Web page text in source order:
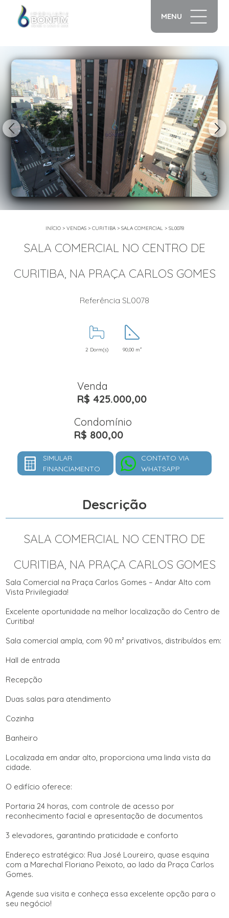
MENU
INÍCIO> VENDAS> CURITIBA> SALA COMERCIAL> SL0078
SALA COMERCIAL NO CENTRO DE
CURITIBA, NA PRAÇA CARLOS GOMES
Referência SL0078
2 Dorm(s) 90,00 m²
Venda
R$ 425.000,00
Condomínio
R$ 800,00
SIMULAR
FINANCIAMENTO
CONTATO VIA
WHATSAPP
Descrição
SALA COMERCIAL NO CENTRO DE
CURITIBA, NA PRAÇA CARLOS GOMES
Sala Comercial na Praça Carlos Gomes – Andar Alto com
Vista Privilegiada!
Excelente oportunidade na melhor localização do Centro de
Curitiba!
Sala comercial ampla, com 90 m² privativos, distribuídos em:
Hall de entrada
Recepção
Duas salas para atendimento
Cozinha
Banheiro
Localizada em andar alto, proporciona uma linda vista da
cidade.
O edifício oferece:
Portaria 24 horas, com controle de acesso por
reconhecimento facial e apresentação de documentos
3 elevadores, garantindo praticidade e conforto
Endereço estratégico: Rua José Loureiro, quase esquina
com a Marechal Floriano Peixoto, ao lado da Praça Carlos
Gomes.
Agende sua visita e conheça essa excelente opção para o
seu negócio!